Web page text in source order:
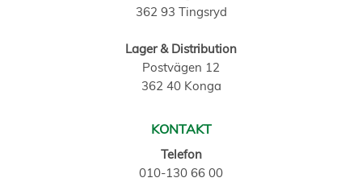
362 93 Tingsryd
Lager & Distribution
Postvägen 12
362 40 Konga
KONTAKT
Telefon
010-130 66 00